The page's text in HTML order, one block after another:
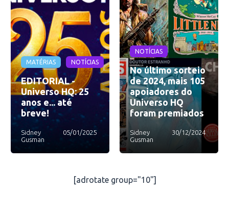
MATÉRIAS NOTÍCIAS
EDITORIAL -
Universo HQ: 25
anos e... até
breve!
Sidney
Gusman
05/01/2025
NOTÍCIAS
No último sorteio
de 2024, mais 105
apoiadores do
Universo HQ
foram premiados
Sidney
Gusman
30/12/2024
[adrotate group="10"]